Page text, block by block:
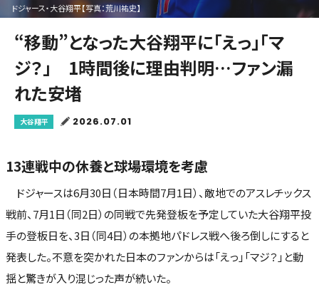
ドジャース・大谷翔平【写真：荒川祐史】
“移動”となった大谷翔平に「えっ」「マ
ジ？」 1時間後に理由判明…ファン漏
れた安堵
大谷翔平 2026.07.01
13連戦中の休養と球場環境を考慮
ドジャースは6月30日（日本時間7月1日）、敵地でのアスレチックス
戦前、7月1日（同2日）の同戦で先発登板を予定していた大谷翔平投
手の登板日を、3日（同4日）の本拠地パドレス戦へ後ろ倒しにすると
発表した。不意を突かれた日本のファンからは「えっ」「マジ？」と動
揺と驚きが入り混じった声が続いた。